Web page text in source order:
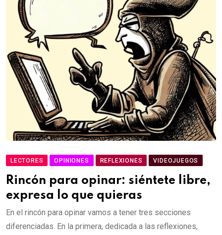
LECTORES OPINIONES REFLEXIONES VIDEOJUEGOS
Rincón para opinar: siéntete libre,
expresa lo que quieras
En el rincón para opinar vamos a tener tres secciones
diferenciadas. En la primera, dedicada a las reflexiones,